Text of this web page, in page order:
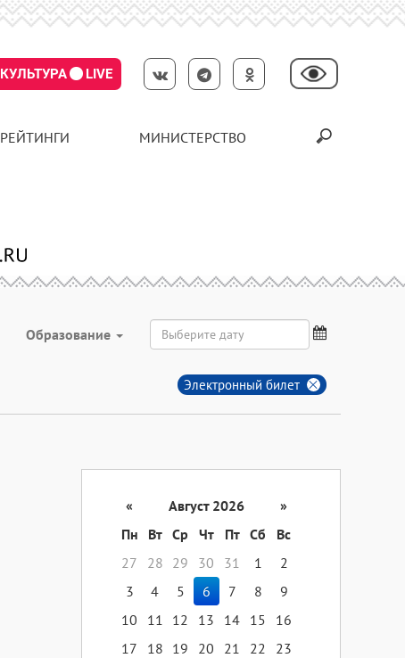
КУЛЬТУРА LIVE
РЕЙТИНГИ МИНИСТЕРСТВО
Образование
Электронный билет
« Август 2026
»
Пн
Вт Ср Чт Пт Сб
Вс
27
28 29 30 31 1
2
3
4 5 6 7 8
9
10
11 12 13 14 15
16
17
18 19 20 21 22
23